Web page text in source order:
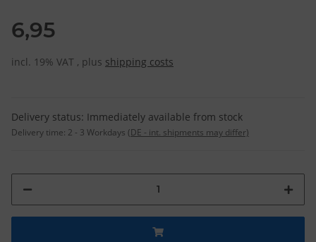
6,95
incl. 19% VAT , plus shipping costs
Delivery status: Immediately available from stock
Delivery time: 2 - 3 Workdays (DE - int. shipments may differ)